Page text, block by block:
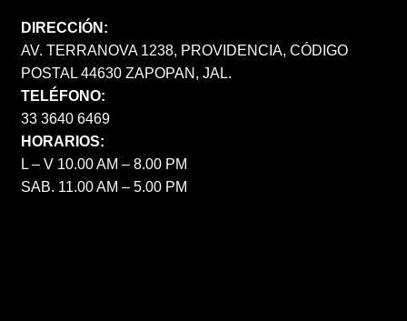
DIRECCIÓN:
AV. TERRANOVA 1238, PROVIDENCIA, CÓDIGO
POSTAL 44630 ZAPOPAN, JAL.
TELÉFONO:
33 3640 6469
HORARIOS:
L – V 10.00 AM – 8.00 PM
SAB. 11.00 AM – 5.00 PM